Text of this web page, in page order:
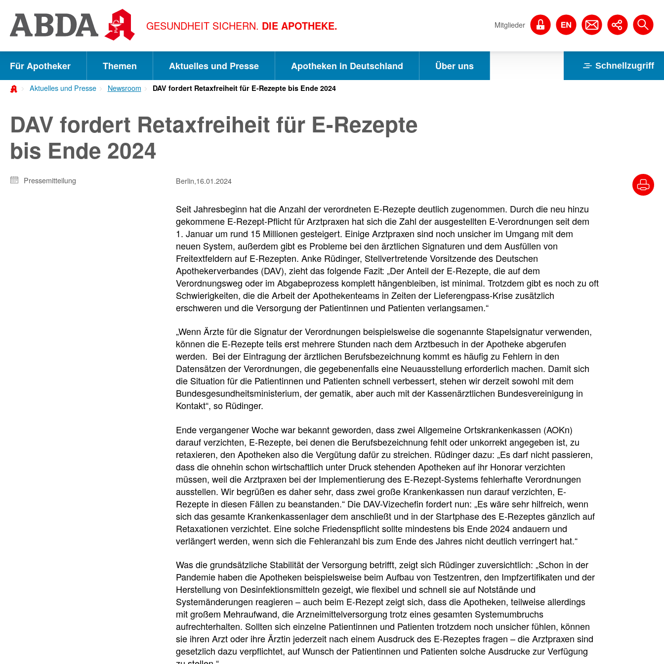
direkt
zu:
zur
Hauptnavigation
zur
zum
Inhalt
Suche
GESUNDHEIT SICHERN. DIE APOTHEKE. Mitglieder
Für Apotheker Themen Aktuelles und Presse Apotheken in Deutschland Über uns Schnellzugriff
Aktuelles und Presse Newsroom DAV fordert Retaxfreiheit für E-Rezepte bis Ende 2024
DAV fordert Retaxfreiheit für E-Rezepte
bis Ende 2024
Pressemitteilung Berlin,16.01.2024
Seit Jahresbeginn hat die Anzahl der verordneten E-Rezepte deutlich zugenommen. Durch die neu hinzu
gekommene E-Rezept-Pflicht für Arztpraxen hat sich die Zahl der ausgestellten E-Verordnungen seit dem
1. Januar um rund 15 Millionen gesteigert. Einige Arztpraxen sind noch unsicher im Umgang mit dem
neuen System, außerdem gibt es Probleme bei den ärztlichen Signaturen und dem Ausfüllen von
Freitextfeldern auf E-Rezepten. Anke Rüdinger, Stellvertretende Vorsitzende des Deutschen
Apothekerverbandes (DAV), zieht das folgende Fazit: „Der Anteil der E-Rezepte, die auf dem
Verordnungsweg oder im Abgabeprozess komplett hängenbleiben, ist minimal. Trotzdem gibt es noch zu oft
Schwierigkeiten, die die Arbeit der Apothekenteams in Zeiten der Lieferengpass-Krise zusätzlich
erschweren und die Versorgung der Patientinnen und Patienten verlangsamen.“
„Wenn Ärzte für die Signatur der Verordnungen beispielsweise die sogenannte Stapelsignatur verwenden,
können die E-Rezepte teils erst mehrere Stunden nach dem Arztbesuch in der Apotheke abgerufen
werden. Bei der Eintragung der ärztlichen Berufsbezeichnung kommt es häufig zu Fehlern in den
Datensätzen der Verordnungen, die gegebenenfalls eine Neuausstellung erforderlich machen. Damit sich
die Situation für die Patientinnen und Patienten schnell verbessert, stehen wir derzeit sowohl mit dem
Bundesgesundheitsministerium, der gematik, aber auch mit der Kassenärztlichen Bundesvereinigung in
Kontakt“, so Rüdinger.
Ende vergangener Woche war bekannt geworden, dass zwei Allgemeine Ortskrankenkassen (AOKn)
darauf verzichten, E-Rezepte, bei denen die Berufsbezeichnung fehlt oder unkorrekt angegeben ist, zu
retaxieren, den Apotheken also die Vergütung dafür zu streichen. Rüdinger dazu: „Es darf nicht passieren,
dass die ohnehin schon wirtschaftlich unter Druck stehenden Apotheken auf ihr Honorar verzichten
müssen, weil die Arztpraxen bei der Implementierung des E-Rezept-Systems fehlerhafte Verordnungen
ausstellen. Wir begrüßen es daher sehr, dass zwei große Krankenkassen nun darauf verzichten, E-
Rezepte in diesen Fällen zu beanstanden.“ Die DAV-Vizechefin fordert nun: „Es wäre sehr hilfreich, wenn
sich das gesamte Krankenkassenlager dem anschließt und in der Startphase des E-Rezeptes gänzlich auf
Retaxationen verzichtet. Eine solche Friedenspflicht sollte mindestens bis Ende 2024 andauern und
verlängert werden, wenn sich die Fehleranzahl bis zum Ende des Jahres nicht deutlich verringert hat.“
Was die grundsätzliche Stabilität der Versorgung betrifft, zeigt sich Rüdinger zuversichtlich: „Schon in der
Pandemie haben die Apotheken beispielsweise beim Aufbau von Testzentren, den Impfzertifikaten und der
Herstellung von Desinfektionsmitteln gezeigt, wie flexibel und schnell sie auf Notstände und
Systemänderungen reagieren – auch beim E-Rezept zeigt sich, dass die Apotheken, teilweise allerdings
mit großem Mehraufwand, die Arzneimittelversorgung trotz eines gesamten Systemumbruchs
aufrechterhalten. Sollten sich einzelne Patientinnen und Patienten trotzdem noch unsicher fühlen, können
sie ihren Arzt oder ihre Ärztin jederzeit nach einem Ausdruck des E-Rezeptes fragen – die Arztpraxen sind
gesetzlich dazu verpflichtet, auf Wunsch der Patientinnen und Patienten solche Ausdrucke zur Verfügung
S
n
e
l
l
z
u
g
r
i
f
f
Tauchen
Sie
direkt
ein
Leitlinien
Leitlinien
und
Arbeitshilfen
der
Bundesapothekerkammer
Berichtsbogen-
Formulare der
Arzneimittelkommission
Meldung
von
unerwünschten
Arzneimittelwirkungen
und
S
e
t
e
i
l
e
n
S
h
e